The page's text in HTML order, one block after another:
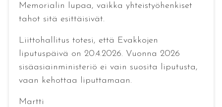
Memorialin lupaa, vaikka yhteistyöhenkiset
tahot sitä esittäisivät.
Liittohallitus totesi, että Evakkojen
liputuspäivä on 20.4.2026. Vuonna 2026
sisäasiainministeriö ei vain suosita liputusta,
vaan kehottaa liputtamaan.
Martti